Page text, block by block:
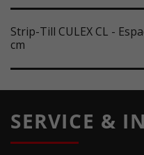
Strip-Till CULEX CL -
cm
SERVICE &